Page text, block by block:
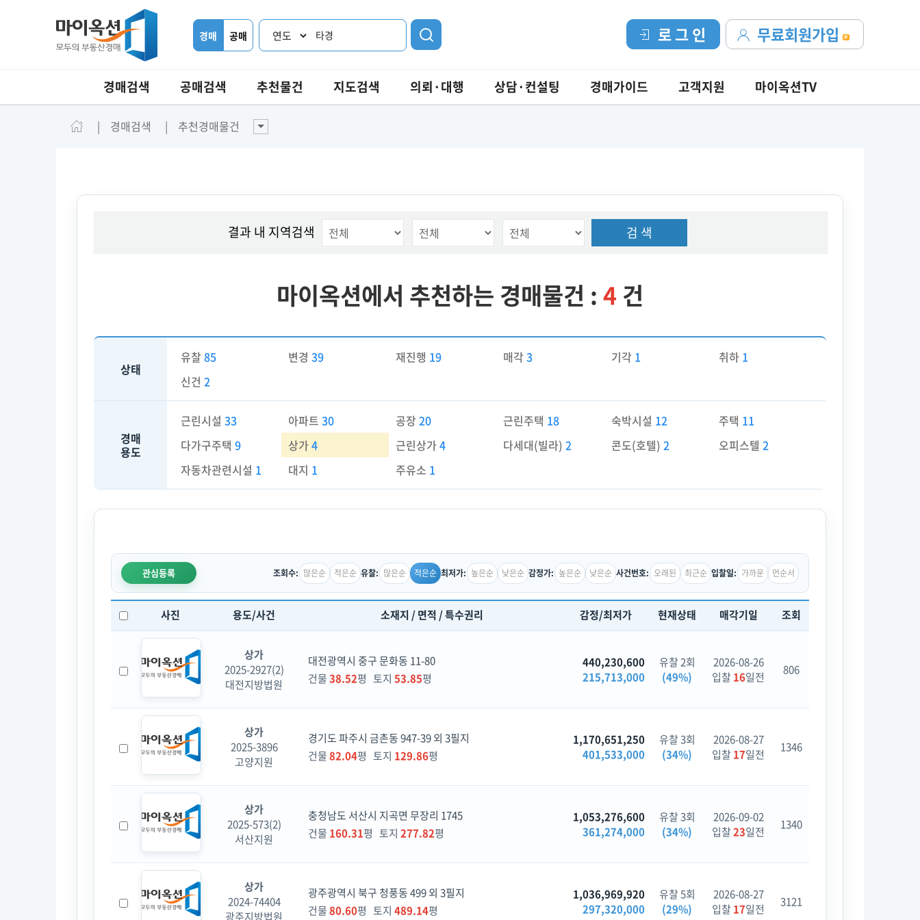
경매 공매 타경 무료회원가입
로 그 인
경매검색 공매검색 추천물건 지도검색 의뢰·대행 상담·컨설팅 경매가이드 고객지원 마이옥션TV
경매검색 추천경매물건
결과 내 지역검색 검 색
마이옥션에서 추천하는 경매물건 : 4 건
상태
유찰 85 변경39 재진행 19 매각3 기각 1 취하 1
신건 2
경매
용도
근린시설 33 아파트30 공장20 근린주택 18 숙박시설 12 주택 11
다가구주택 9 상가4 근린상가4 다세대(빌라)2 콘도(호텔) 2 오피스텔 2
자동차관련시설 1 대지 1 주유소 1
관심등록 조회수: 많은순 적은순 유찰: 많은순 적은순 최저가: 높은순 낮은순 감정가: 높은순 낮은순 사건번호: 오래된 최근순 입찰일: 가까운 먼순서
사진 용도/사건 소재지 / 면적 / 특수권리 감정/최저가 현재상태 매각기일 조회
상가
2025-2927(2)
대전지방법원
대전광역시 중구 문화동 11-80
건물38.52평 토지 53.85평
440,230,600
215,713,000
유찰 2회
(49%)
2026-08-26
입찰16일전 806
상가
2025-3896
고양지원
경기도 파주시 금촌동 947-39 외 3필지
건물82.04평 토지 129.86평
1,170,651,250
401,533,000
유찰 3회
(34%)
2026-08-27
입찰17일전 1346
상가
2025-573(2)
서산지원
충청남도 서산시 지곡면 무장리 1745
건물 160.31평 토지 277.82평
1,053,276,600
361,274,000
유찰 3회
(34%)
2026-09-02
입찰23일전 1340
상가
2024-74404
광주지방법원
광주광역시 북구 청풍동 499 외 3필지
건물80.60평 토지 489.14평
1,036,969,920
297,320,000
유찰 5회
(29%)
2026-08-27
입찰17일전 3121